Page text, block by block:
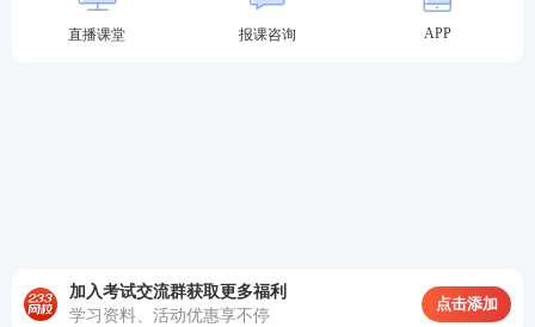
1、金融市场基础知识
书前先把整章的逻辑理顺记忆会更加强烈。
直播课堂 报课咨询 APP
加入考试交流群获取更多福利
学习资料、活动优惠享不停
点击添加